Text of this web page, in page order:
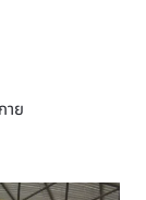
าย